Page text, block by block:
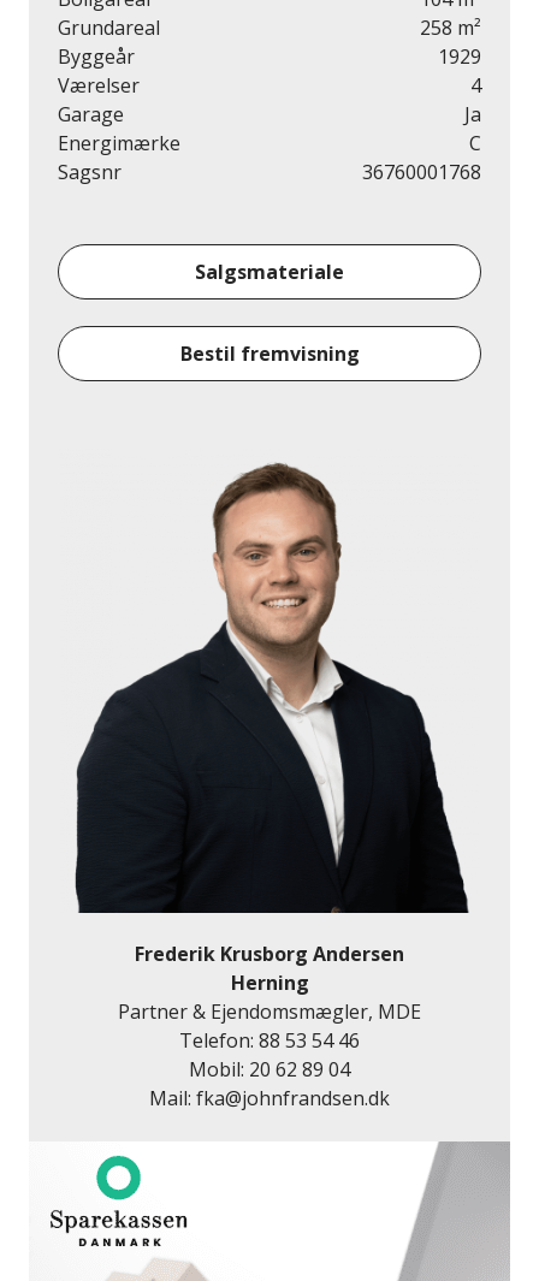
Grundareal
258 m²
Byggeår
1929
Værelser
4
Garage
Ja
Energimærke
C
Sagsnr
36760001768
Salgsmateriale
Bestil fremvisning
Frederik Krusborg Andersen
Herning
Partner & Ejendomsmægler, MDE
Telefon: 88 53 54 46
Mobil: 20 62 89 04
Mail: fka@johnfrandsen.dk